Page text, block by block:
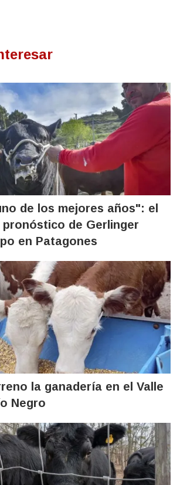
de los mejores años": el
de Gerlinger
en Patagones
la ganadería en el Valle
Negro